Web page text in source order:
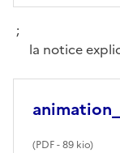
;
la notice
(PDF- 89 kio)